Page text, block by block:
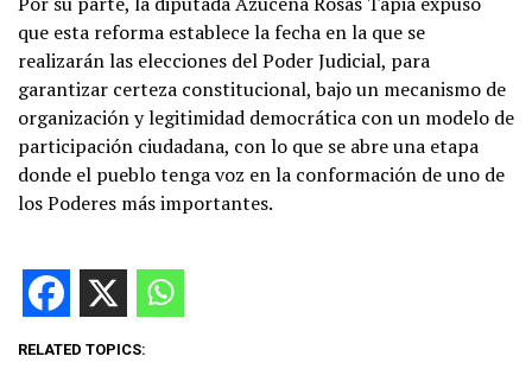
que esta reforma establece la fecha en la que se
realizarán las elecciones del Poder Judicial, para
garantizar certeza constitucional, bajo un mecanismo de
organización y legitimidad democrática con un modelo de
participación ciudadana, con lo que se abre una etapa
donde el pueblo tenga voz en la conformación de uno de
los Poderes más importantes.
RELATED TOPICS: